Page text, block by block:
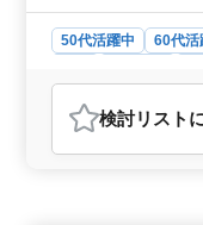
50代活躍中 60代活
おすすめポイン
＜シニア世代が活
で、年齢より経験
方々が働きやすい
検討リスト